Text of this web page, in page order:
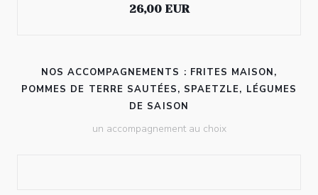
26,00 EUR
NOS ACCOMPAGNEMENTS : FRITES MAISON,
POMMES DE TERRE SAUTÉES, SPAETZLE, LÉGUMES
DE SAISON
un accompagnement au choix